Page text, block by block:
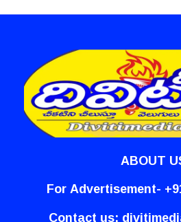
ABOUT
For Advertisement-